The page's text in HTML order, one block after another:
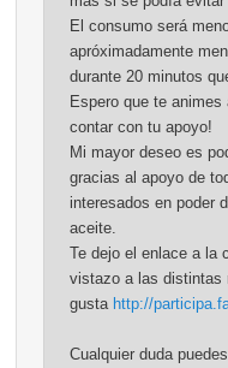
El consumo será
apróximadamente
durante 20 minutos
Espero que te
contar con tu apoyo!
Mi mayor deseo es
gracias al apoyo de
interesados en poder
aceite.
Te dejo el enlace a la
vistazo a las distintas
gusta http://
Cualquier duda